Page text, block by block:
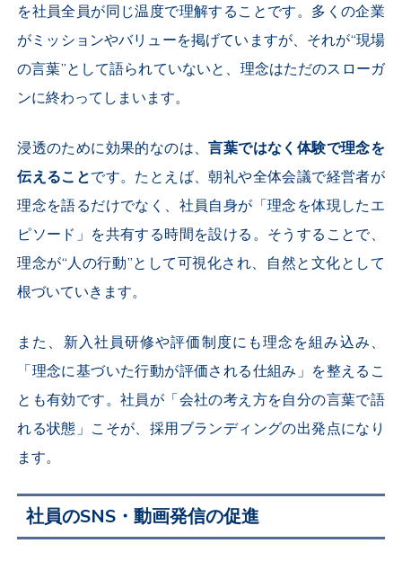
を社員全員が同じ温度で理解することです。多くの企業
がミッションやバリューを掲げていますが、それが“現場
の言葉”として語られていないと、理念はただのスローガ
ンに終わってしまいます。
浸透のために効果的なのは、言葉ではなく体験で理念を
伝えることです。たとえば、朝礼や全体会議で経営者が
理念を語るだけでなく、社員自身が「理念を体現したエ
ピソード」を共有する時間を設ける。そうすることで、
理念が“人の行動”として可視化され、自然と文化として
根づいていきます。
また、新入社員研修や評価制度にも理念を組み込み、
「理念に基づいた行動が評価される仕組み」を整えるこ
とも有効です。社員が「会社の考え方を自分の言葉で語
れる状態」こそが、採用ブランディングの出発点になり
ます。
社員のSNS・動画発信の促進